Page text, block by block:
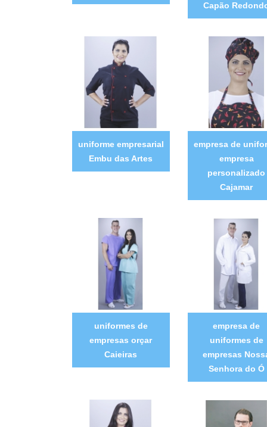
Capão
uniforme empresarial
Embu das Artes
empresa de
empresa
personalizado
Cajamar
uniformes de
empresas orçar
Caieiras
empresa de
uniformes de
empresas
Senhora do Ó